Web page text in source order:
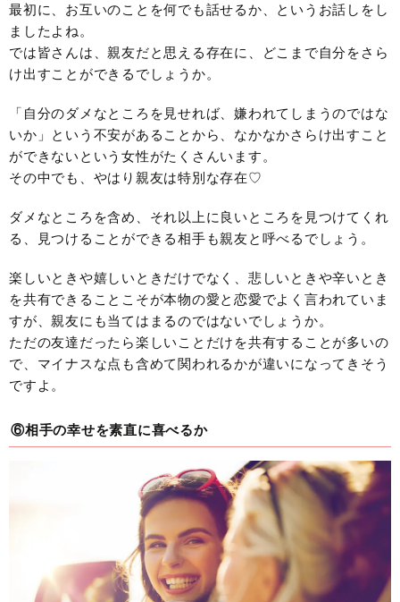
最初に、お互いのことを何でも話せるか、というお話しをし
ましたよね。
では皆さんは、親友だと思える存在に、どこまで自分をさら
け出すことができるでしょうか。
「自分のダメなところを見せれば、嫌われてしまうのではな
いか」という不安があることから、なかなかさらけ出すこと
ができないという女性がたくさんいます。
その中でも、やはり親友は特別な存在♡
ダメなところを含め、それ以上に良いところを見つけてくれ
る、見つけることができる相手も親友と呼べるでしょう。
楽しいときや嬉しいときだけでなく、悲しいときや辛いとき
を共有できることこそが本物の愛と恋愛でよく言われていま
すが、親友にも当てはまるのではないでしょうか。
ただの友達だったら楽しいことだけを共有することが多いの
で、マイナスな点も含めて関われるかが違いになってきそう
ですよ。
⑥相手の幸せを素直に喜べるか